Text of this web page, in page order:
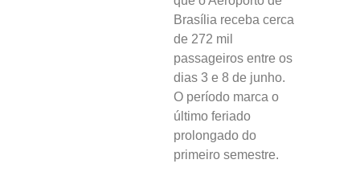
Brasília receba cerca
de 272 mil
passageiros entre os
dias 3 e 8 de junho.
O período marca o
último feriado
prolongado do
primeiro semestre.